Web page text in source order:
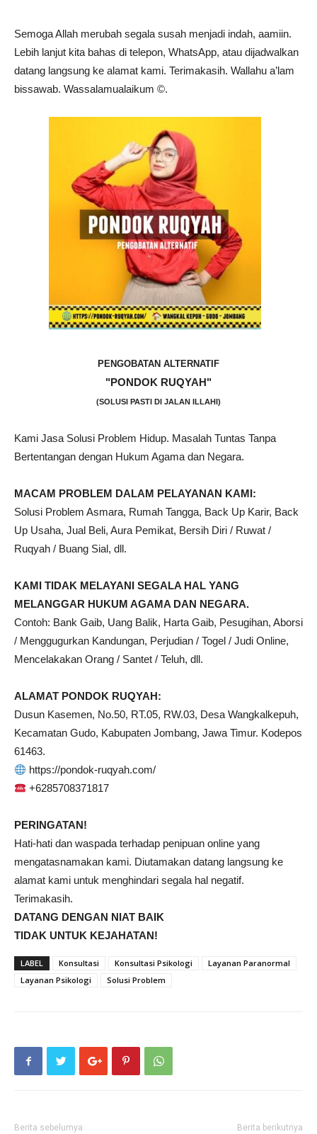
Semoga Allah merubah segala susah menjadi indah, aamiin.
Lebih lanjut kita bahas di telepon, WhatsApp, atau dijadwalkan
datang langsung ke alamat kami. Terimakasih. Wallahu a’lam
bissawab. Wassalamualaikum ©️.
PENGOBATAN ALTERNATIF
"PONDOK RUQYAH"
(SOLUSI PASTI DI JALAN ILLAHI)
Kami Jasa Solusi Problem Hidup. Masalah Tuntas Tanpa
Bertentangan dengan Hukum Agama dan Negara.
MACAM PROBLEM DALAM PELAYANAN KAMI:
Solusi Problem Asmara, Rumah Tangga, Back Up Karir, Back
Up Usaha, Jual Beli, Aura Pemikat, Bersih Diri / Ruwat /
Ruqyah / Buang Sial, dll.
KAMI TIDAK MELAYANI SEGALA HAL YANG
MELANGGAR HUKUM AGAMA DAN NEGARA.
Contoh: Bank Gaib, Uang Balik, Harta Gaib, Pesugihan, Aborsi
/ Menggugurkan Kandungan, Perjudian / Togel / Judi Online,
Mencelakakan Orang / Santet / Teluh, dll.
ALAMAT PONDOK RUQYAH:
Dusun Kasemen, No.50, RT.05, RW.03, Desa Wangkalkepuh,
Kecamatan Gudo, Kabupaten Jombang, Jawa Timur. Kodepos
61463.
https://pondok-ruqyah.com/
+6285708371817
PERINGATAN!
Hati-hati dan waspada terhadap penipuan online yang
mengatasnamakan kami. Diutamakan datang langsung ke
alamat kami untuk menghindari segala hal negatif.
Terimakasih.
DATANG DENGAN NIAT BAIK
TIDAK UNTUK KEJAHATAN!
LABEL Konsultasi Konsultasi Psikologi
Layanan Paranormal
Layanan Psikologi
Solusi Problem
Berita sebelumya Berita berikutnya